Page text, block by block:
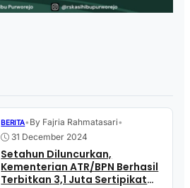
BERITA• By Fajria Rahmatasari•
31 December 2024
Setahun Diluncurkan,
Kementerian ATR/BPN Berhasil
Terbitkan 3,1 Juta Sertipikat